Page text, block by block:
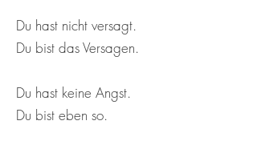
Du hast nicht versagt.
Du bist das Versagen.
Du hast keine Angst.
Du bist eben so.